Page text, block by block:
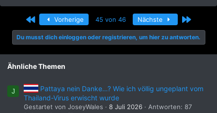
Man muss nur als Alter Sack aufpassen das man auch den
richtigen Flug anklickt 555555.
Trotzdem für Leute, welche berufstätig sind und halt auf die
PanTau
Erste Vorherige 45 von 46 Nächste Letzte
Du musst dich einloggen oder registrieren, um hier zu antworten.
Ähnliche Themen
J
Pattaya nein Danke…? Wie ich völlig ungeplant vom
Thailand-Virus erwischt wurde
Gestartet von JoseyWales 8 Juli 2026
Antworten: 87